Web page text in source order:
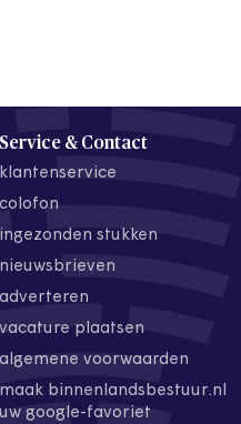
Service & Contact
klantenservice
colofon
ingezonden stukken
nieuwsbrieven
adverteren
vacature plaatsen
algemene voorwaarden
maak binnenlandsbestuur.nl
uw google-favoriet